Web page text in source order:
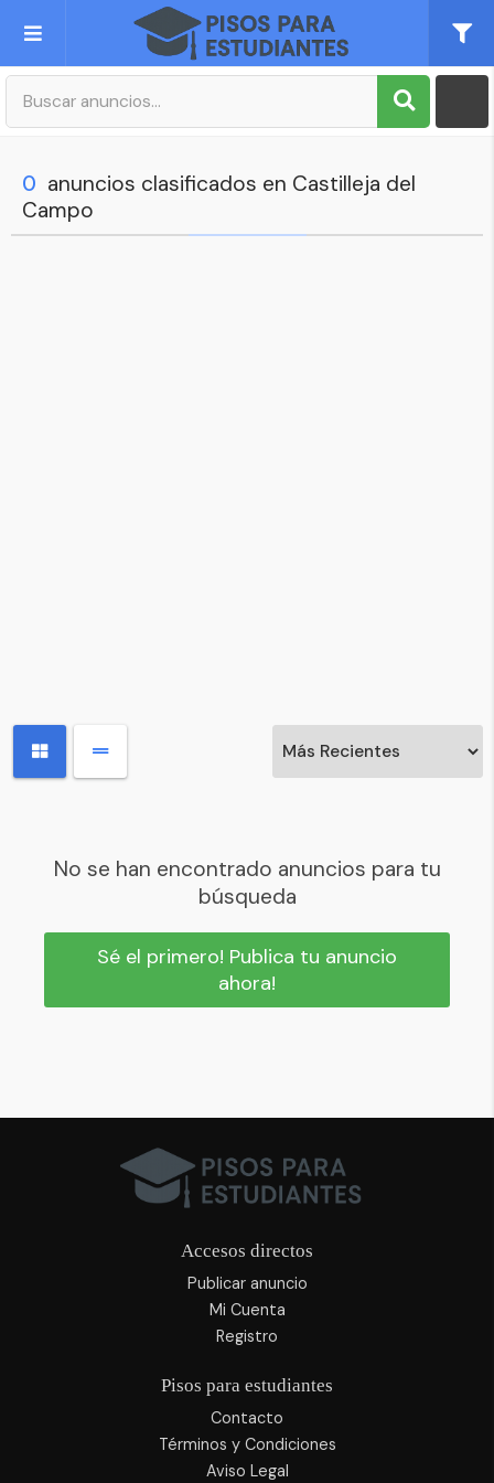
Publica tu Anuncio
Mi cuenta
0 anuncios clasificados en Castilleja del
Campo
No se han encontrado anuncios para tu
búsqueda
Sé el primero! Publica tu anuncio
ahora!
Accesos directos
Publicar anuncio
Mi Cuenta
Registro
Pisos para estudiantes
Contacto
Términos y Condiciones
Aviso Legal